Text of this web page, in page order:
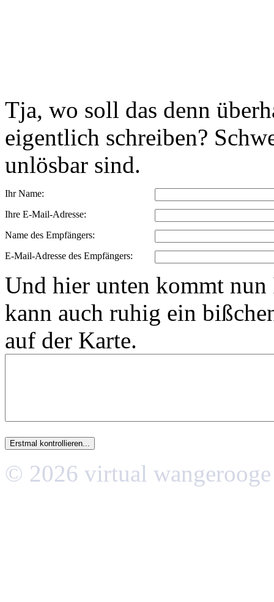
Tja, wo soll das denn
eigentlich schreiben?
unlösbar sind.
Ihr Name:
Ihre E-Mail-Adresse:
Name des Empfängers:
E-Mail-Adresse des Empfängers:
Und hier unten kommt
kann auch ruhig ein
auf der Karte.
© 2026 virtual wangerooge